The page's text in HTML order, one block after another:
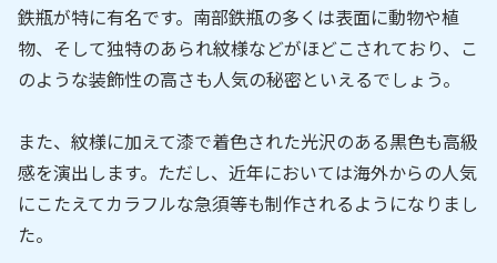
鉄瓶が特に有名です。南部鉄瓶の多くは表面に動物や植
物、そして独特のあられ紋様などがほどこされており、こ
のような装飾性の高さも人気の秘密といえるでしょう。
また、紋様に加えて漆で着色された光沢のある黒色も高級
感を演出します。ただし、近年においては海外からの人気
にこたえてカラフルな急須等も制作されるようになりまし
た。